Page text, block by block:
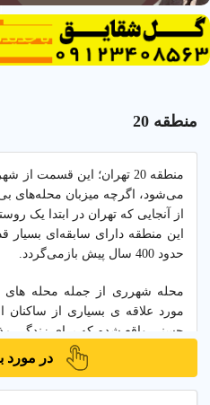
منطقه 20
منطقه 20 تهران؛ این قسمت
می‌شود، اگرچه میزبان محله‌های
از آنجایی که تهران در ابتدا یک
این منطقه دارای سابقه‌ای
حدود 400 سال پیش بازمی‌گردد.
محله شهرری از جمله محله
مورد علاقه ی بسیاری از ساکنان
حسنی واقع شده که برای زندگی
اگر به دنبال یک منطقه با
شهرری گزینه ی بسیار مناسبی
در مورد